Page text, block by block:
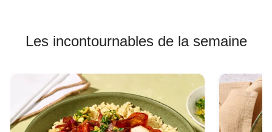
Les incontournables de la semaine